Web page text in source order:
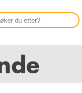
KONTAKT
OM OSS